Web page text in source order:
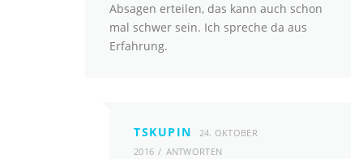
Absagen erteilen, das kann auch schon
mal schwer sein. Ich spreche da aus
Erfahrung.
TSKUPIN
24. OKTOBER
2016
ANTWORTEN